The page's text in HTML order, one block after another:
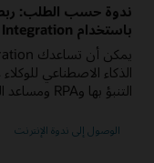
باستخدام Oracle Integration
التنبؤ بها وRPA ومساعد الذكاء الاصطناعي.
الوصول إلى ندوة الإنترنت